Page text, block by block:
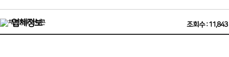
업체정보 조회수 : 11,843